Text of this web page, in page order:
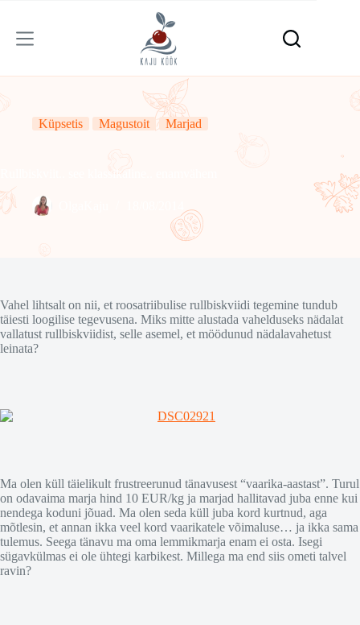
content
Küpsetis Magustoit Marjad
Rullbiskviit.. see klassikaline.. enamvähem
Vahel lihtsalt on nii, et roosatriibulise rullbiskviidi tegemine tundub
täiesti loogilise tegevusena. Miks mitte alustada vahelduseks nädalat
vallatust rullbiskviidist, selle asemel, et möödunud nädalavahetust
leinata?
Ma olen küll täielikult frustreerunud tänavusest “vaarika-aastast”. Turul
on odavaima marja hind 10 EUR/kg ja marjad hallitavad juba enne kui
nendega koduni jõuad. Ma olen seda küll juba kord kurtnud, aga
mõtlesin, et annan ikka veel kord vaarikatele võimaluse… ja ikka sama
tulemus. Seega tänavu ma oma lemmikmarja enam ei osta. Isegi
sügavkülmas ei ole ühtegi karbikest. Millega ma end siis ometi talvel
ravin?